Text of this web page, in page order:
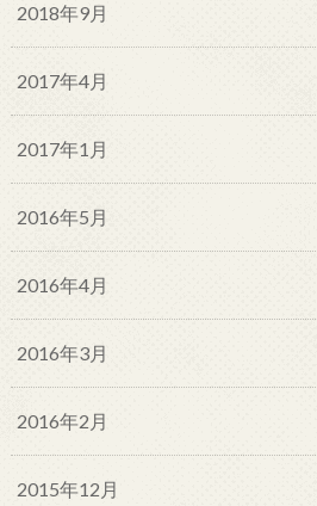
2018年9月
2017年4月
2017年1月
2016年5月
2016年4月
2016年3月
2016年2月
2015年12月